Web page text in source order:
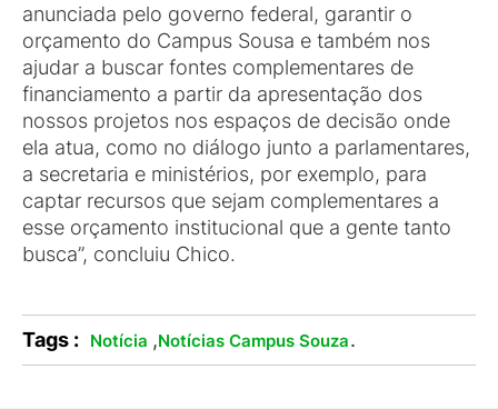
anunciada pelo governo federal, garantir o
orçamento do Campus Sousa e também nos
ajudar a buscar fontes complementares de
financiamento a partir da apresentação dos
nossos projetos nos espaços de decisão onde
ela atua, como no diálogo junto a parlamentares,
a secretaria e ministérios, por exemplo, para
captar recursos que sejam complementares a
esse orçamento institucional que a gente tanto
busca”, concluiu Chico.
Tags : Notícia ,Notícias Campus Souza.